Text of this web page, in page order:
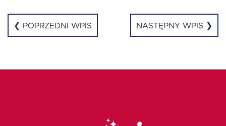
❮ POPRZEDNI WPIS NASTĘPNY WPIS ❯